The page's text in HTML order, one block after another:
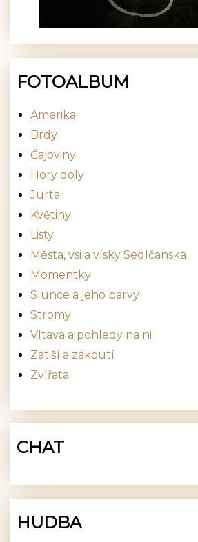
FOTOALBUM
Amerika
Brdy
Čajoviny
Hory doly
Jurta
Květiny
Listy
Města, vsi a vísky Sedlčanska
Momentky
Slunce a jeho barvy
Stromy
Vltava a pohledy na ni
Zátiší a zákoutí
Zvířata
CHAT
HUDBA